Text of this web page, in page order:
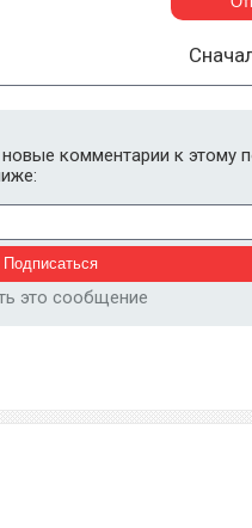
комментарии к этому
это сообщение